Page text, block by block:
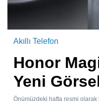
Akıllı Telefon
Honor
Yeni
Önümüzdeki hafta resmi olarak